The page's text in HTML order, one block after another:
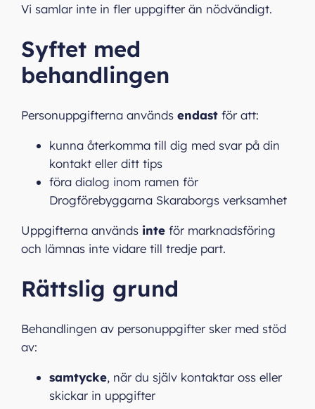
Vi samlar inte in fler uppgifter än nödvändigt.
Syftet med
behandlingen
Personuppgifterna användsendast för att:
kunna återkomma till dig med svar på din
kontakt eller ditt tips
föra dialog inom ramen för
Drogförebyggarna Skaraborgs verksamhet
Uppgifterna används inte för marknadsföring
och lämnas inte vidare till tredje part.
Rättslig grund
Behandlingen av personuppgifter sker med stöd
av:
samtycke, när du själv kontaktar oss eller
skickar in uppgifter